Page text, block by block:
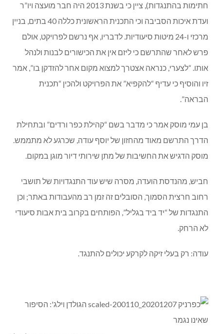
חתימות בהתנגדות), ציין כי בשנת 2013 היה חבר מועצה ויו”ר
ועדת איכות הסביבה וכי התכנית הראשונית כללה 40 בתים, בניין
מרכזי ו-24 מיטות סיעודיות. לדבריו, אף נרשם לפרויקט, אולם
פרש לאחר שהתרשם כי ליזם אין את הכישורים לבנות ולנהל
אותו. “לצערי, כנראה אצטרך למצוא מקום אחר להזדקן בו”, אמר
זיו והוסיף כי עדיף “להקפיא” את הפרויקט ולהכין “תכנית
הבראה”.
בן עמי מוסק אמר כי מדבר בשם “קהילת כפר ורדים” ובתחילת
הדרך התרשם מאוד מהחזון של יוסף עודה, שכרגע לא מתממש.
מוסק הדגיש את החשיבות של מתן שירותי דיור מוגן במקום.
חביש, מהנדסת הועדה, מסרה שיש עוד התנגדויות של תושבי
רחוב חרצית הסמוך, הסובלים זה זמן רב מהעבודות באתר; וכן
התנגדות של “יד ביד בגליל”, הפותחים בקרוב בית אבות סיעודי
לא הרחק.
עודה: רק בעלי זיקה לקרקע יכולים להתנגד.